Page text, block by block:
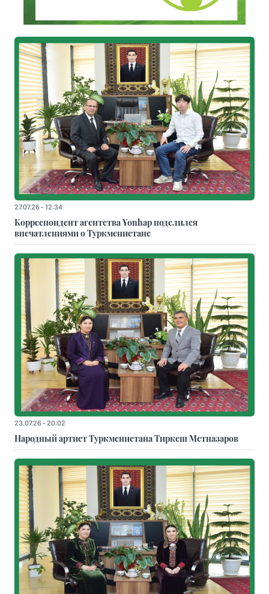
27.07.26 - 12:34
Корреспондент агентства Yonhap поделился
впечатлениями о Туркменистане
23.07.26 - 20:02
Народный артист Туркменистана Тиркеш Мeтназаров